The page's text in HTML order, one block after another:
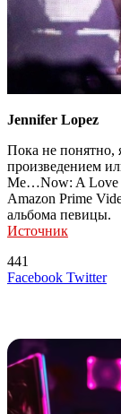
Jennifer Lopez
Пока не понятно,
произведением
Me…Now: A Love
Amazon Prime
альбома певицы.
Источник
441
Facebook Twitter